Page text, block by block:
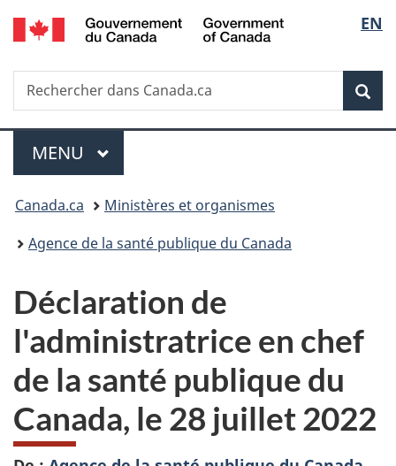
Passer
au
principal
Passer
à
Au
du
Passer
à
version
simplifiée
de
la
EN
Recherche
Rechercher
dans
Menu
MENU PRINCIPAL
Vous
êtes
Canada.ca
Ministères et organismes
Agence de la santé publique du Canada
Déclaration de
l'administratrice en chef
de la santé publique du
Canada, le 28 juillet 2022